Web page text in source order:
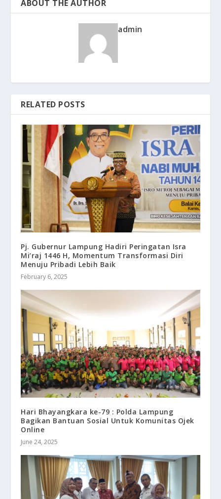
ABOUT THE AUTHOR
admin
RELATED POSTS
Pj. Gubernur Lampung Hadiri Peringatan Isra
Mi’raj 1446 H, Momentum Transformasi Diri
Menuju Pribadi Lebih Baik
February 6, 2025
Hari Bhayangkara ke-79 : Polda Lampung
Bagikan Bantuan Sosial Untuk Komunitas Ojek
Online
June 24, 2025